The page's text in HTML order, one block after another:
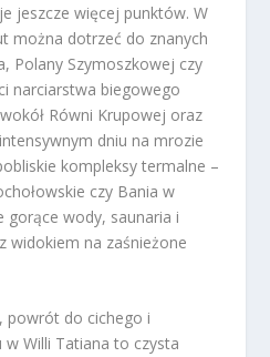
jeszcze więcej punktów. W
można dotrzeć do znanych
Polany Szymoszkowej czy
narciarstwa biegowego
Równi Krupowej oraz
dniu na mrozie
kompleksy termalne –
czy Bania w
gorące wody, saunaria i
widokiem na zaśnieżone
powrót do cichego i
Willi Tatiana to czysta